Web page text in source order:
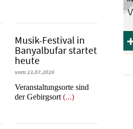
Musik-Festival in
Ban­yal­bu­far startet
heute
vom 23.07.2026
Veranstaltungsorte sind
der Gebirgsort(...)